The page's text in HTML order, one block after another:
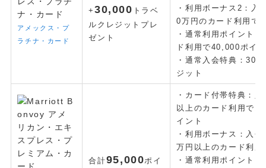
アメックス・プ
ラチナ・カード
+30,000 トラベ
ルクレジット プレ
ゼント
・利用ボーナス2：入
0万円のカード利用で
・通常利用ポイント
ド利用で40,000ポイ
・通常入会特典：
ジット
合計95,000ポイ
・カード付帯特典：
以上のカード利用で
イント
・利用ボーナス： 入会
万円以上のカード利
・通常利用ポイント